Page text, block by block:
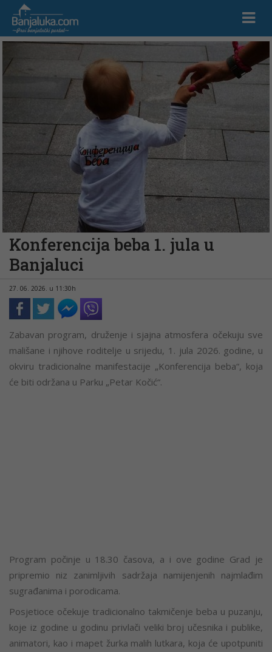
Konferencija beba 1. jula u
Banjaluci
27. 06. 2026. u 11:30h
Zabavan program, druženje i sjajna atmosfera očekuju sve
mališane i njihove roditelje u srijedu, 1. jula 2026. godine, u
okviru tradicionalne manifestacije „Konferencija beba“, koja
će biti održana u Parku „Petar Kočić“.
Program počinje u 18.30 časova, a i ove godine Grad je
pripremio niz zanimljivih sadržaja namijenjenih najmlađim
sugrađanima i porodicama.
Posjetioce očekuje tradicionalno takmičenje beba u puzanju,
koje iz godine u godinu privlači veliki broj učesnika i publike,
animatori, kao i mapet žurka malih lutkara, koja će upotpuniti